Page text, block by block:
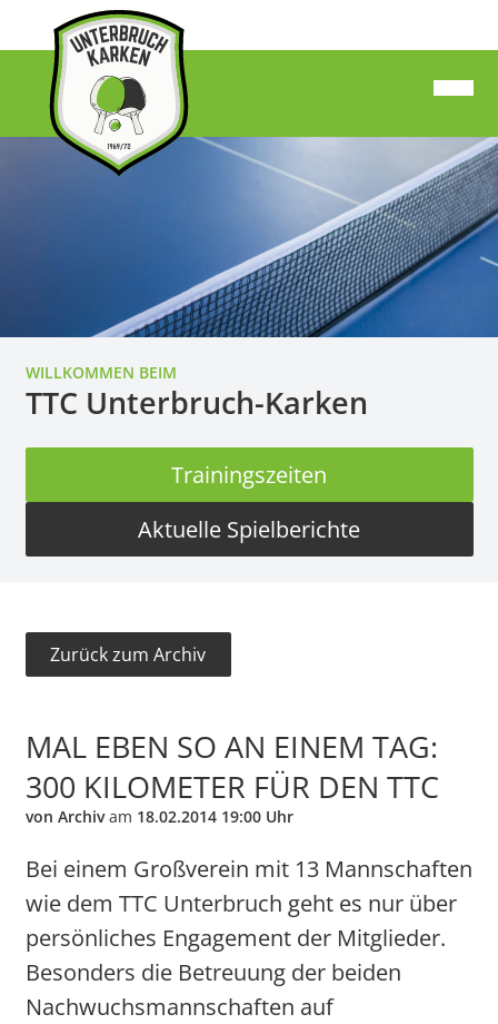
WILLKOMMEN BEIM
TTC Unterbruch-Karken
Trainingszeiten
Aktuelle Spielberichte
Zurück zum Archiv
MAL EBEN SO AN EINEM TAG:
300 KILOMETER FÜR DEN TTC
von Archivam 18.02.2014 19:00 Uhr
Bei einem Großverein mit 13 Mannschaften
wie dem TTC Unterbruch geht es nur über
persönliches Engagement der Mitglieder.
Besonders die Betreuung der beiden
Nachwuchsmannschaften auf